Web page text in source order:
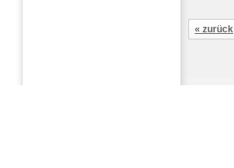
« zurück